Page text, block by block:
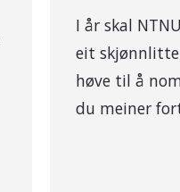
I år skal
eit
høve til å
du meiner